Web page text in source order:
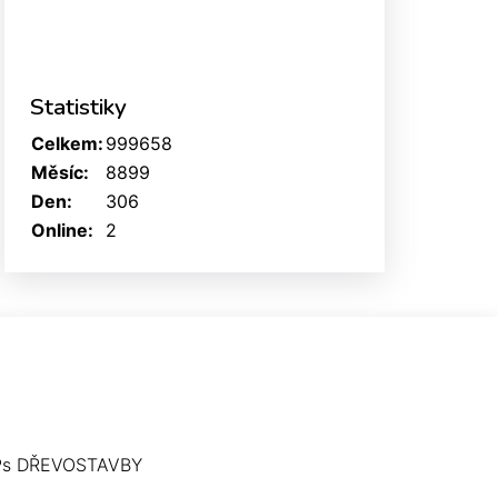
Statistiky
Online: 2
Celkem: 999658
Měsíc:
8899
Den:
306
DŘEVOSTAVBY